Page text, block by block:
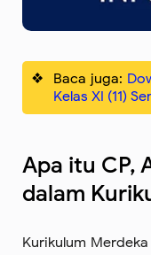
Baca juga:
Kelas XI (11)
Apa itu CP,
dalam
Kurikulum